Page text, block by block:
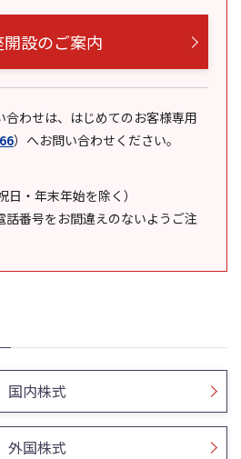
開設のご案内
合わせは、はじめてのお客様専用
） へお問い合わせください。
・年末年始を除く）
話番号をお間違えのないようご注
国内株式
外国株式